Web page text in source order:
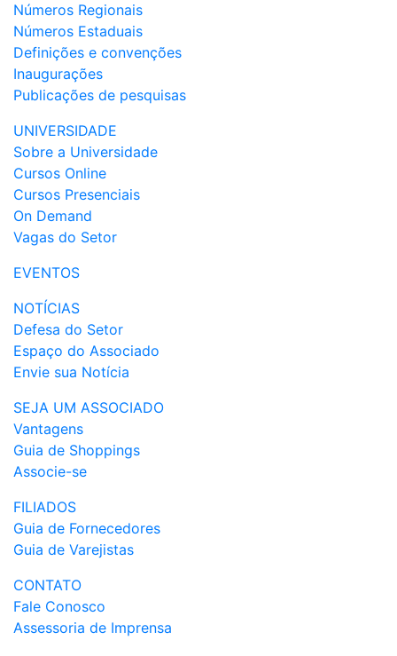
Números Regionais
Números Estaduais
Definições e convenções
Inaugurações
Publicações de pesquisas
UNIVERSIDADE
Sobre a Universidade
Cursos Online
Cursos Presenciais
On Demand
Vagas do Setor
EVENTOS
NOTÍCIAS
Defesa do Setor
Espaço do Associado
Envie sua Notícia
SEJA UM ASSOCIADO
Vantagens
Guia de Shoppings
Associe-se
FILIADOS
Guia de Fornecedores
Guia de Varejistas
CONTATO
Fale Conosco
Assessoria de Imprensa